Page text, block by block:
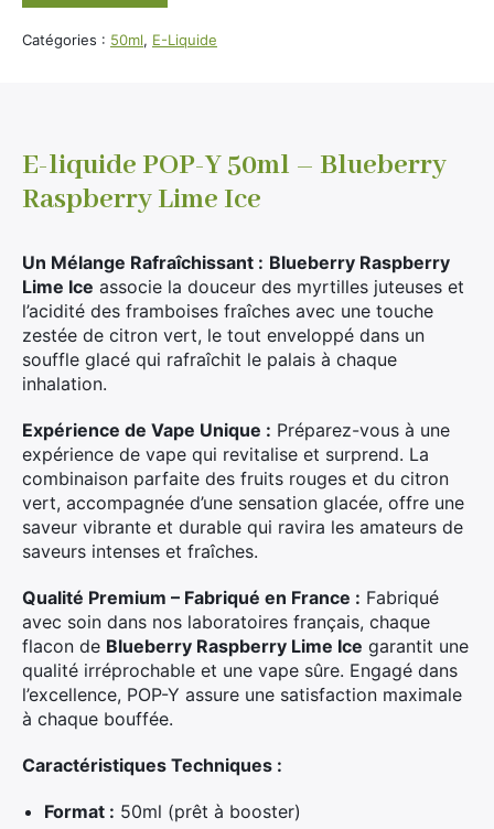
mail
pour
pour
produit
Catégories : 50ml, E-Liquide
E-liquide POP-Y 50ml – Blueberry
Raspberry Lime Ice
Un Mélange Rafraîchissant : Blueberry Raspberry
Lime Ice associe la douceur des myrtilles juteuses et
l’acidité des framboises fraîches avec une touche
zestée de citron vert, le tout enveloppé dans un
souffle glacé qui rafraîchit le palais à chaque
inhalation.
Expérience de Vape Unique : Préparez-vous à une
expérience de vape qui revitalise et surprend. La
combinaison parfaite des fruits rouges et du citron
vert, accompagnée d’une sensation glacée, offre une
saveur vibrante et durable qui ravira les amateurs de
saveurs intenses et fraîches.
Qualité Premium – Fabriqué en France : Fabriqué
avec soin dans nos laboratoires français, chaque
flacon de Blueberry Raspberry Lime Ice garantit une
qualité irréprochable et une vape sûre. Engagé dans
l’excellence, POP-Y assure une satisfaction maximale
à chaque bouffée.
Caractéristiques Techniques :
Format : 50ml (prêt à booster)
Sucré